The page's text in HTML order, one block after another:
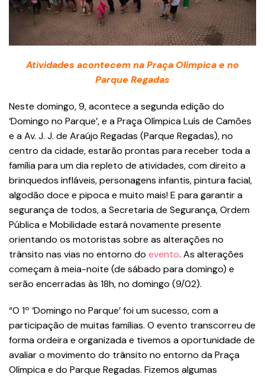
Atividades acontecem na Praça Olímpica e no
Parque Regadas
Neste domingo, 9, acontece a segunda edição do
‘Domingo no Parque’, e a Praça Olímpica Luís de Camões
e a Av. J. J. de Araújo Regadas (Parque Regadas), no
centro da cidade, estarão prontas para receber toda a
família para um dia repleto de atividades, com direito a
brinquedos infláveis, personagens infantis, pintura facial,
algodão doce e pipoca e muito mais! E para garantir a
segurança de todos, a Secretaria de Segurança, Ordem
Pública e Mobilidade estará novamente presente
orientando os motoristas sobre as alterações no
trânsito nas vias no entorno do evento. As alterações
começam à meia-noite (de sábado para domingo) e
serão encerradas às 18h, no domingo (9/02).
“O 1º ‘Domingo no Parque’ foi um sucesso, com a
participação de muitas famílias. O evento transcorreu de
forma ordeira e organizada e tivemos a oportunidade de
avaliar o movimento do trânsito no entorno da Praça
Olímpica e do Parque Regadas. Fizemos algumas